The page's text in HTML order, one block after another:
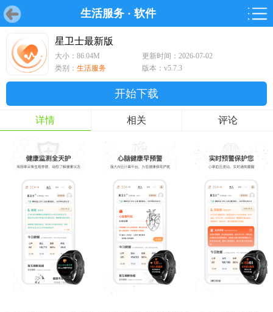
生活服务 · 软件
首页 游戏 软件
首页 游戏 软件 鸿蒙
游戏
鸿蒙
软件
星卫士最新版
大小：86.04M
更新时间：2026-07-02
类别： 生活服务 版本：v5.7.3
开始下载
详情 相关 评论